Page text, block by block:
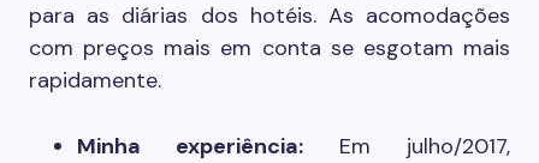
para as diárias dos hotéis. As acomodações
com preços mais em conta se esgotam mais
rapidamente.
Minha experiência: Em julho/2017,